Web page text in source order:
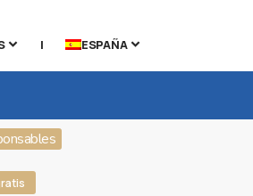
| ESPAÑA